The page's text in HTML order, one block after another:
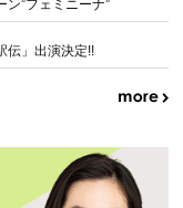
ン”フェミニーナ”
伝」出演決定!!